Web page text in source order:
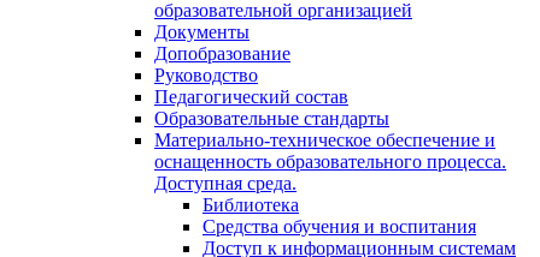
образовательной организацией
Документы
Допобразование
Руководство
Педагогический состав
Образовательные стандарты
Материально-техническое обеспечение и
оснащенность образовательного процесса.
Доступная среда.
Библиотека
Средства обучения и воспитания
Доступ к информационным системам